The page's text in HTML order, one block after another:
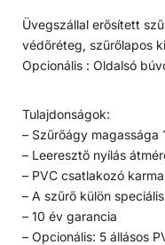
Üvegszállal erősített
védőréteg, szűrőlapos
Opcionális : Oldalsó
Tulajdonságok:
– Szűrőágy magassága
– Leeresztő nyílás
– PVC csatlakozó
– A szűrő külön
– 10 év garancia
– Opcionális: 5 állásos